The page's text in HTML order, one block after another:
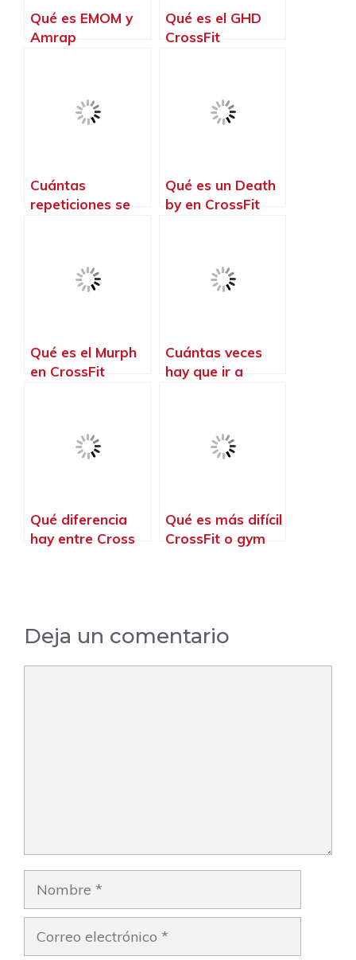
Qué es EMOM y
Amrap
Qué es el GHD
CrossFit
Cuántas
repeticiones se
Qué es un Death
by en CrossFit
Qué es el Murph
en CrossFit
Cuántas veces
hay que ir a
Qué diferencia
hay entre Cross
Qué es más difícil
CrossFit o gym
Deja un comentario
Nombre
Correo
electrónico